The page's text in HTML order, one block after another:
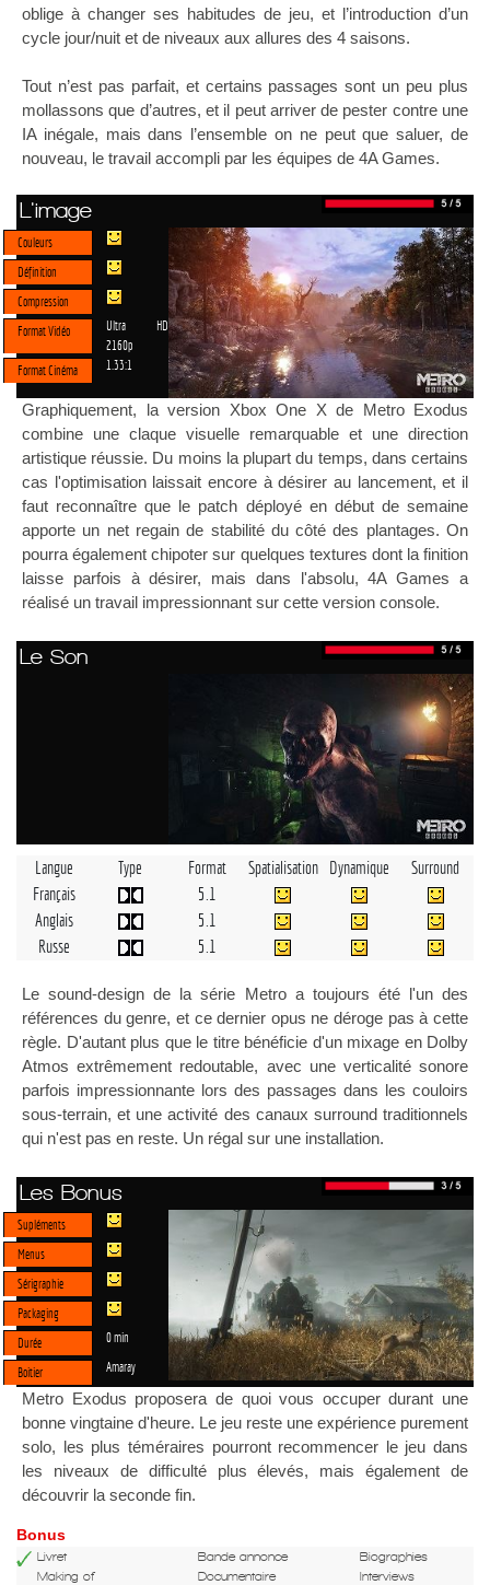
oblige à changer ses habitudes de jeu, et l’introduction d’un
cycle jour/nuit et de niveaux aux allures des 4 saisons.
Tout n’est pas parfait, et certains passages sont un peu plus
mollassons que d’autres, et il peut arriver de pester contre une
IA inégale, mais dans l’ensemble on ne peut que saluer, de
nouveau, le travail accompli par les équipes de 4A Games.
L'image
Couleurs
Définition
Compression
Format Vidéo
Ultra HD
2160p
Format Cinéma
1.33:1
Graphiquement, la version Xbox One X de Metro Exodus
combine une claque visuelle remarquable et une direction
artistique réussie. Du moins la plupart du temps, dans certains
cas l'optimisation laissait encore à désirer au lancement, et il
faut reconnaître que le patch déployé en début de semaine
apporte un net regain de stabilité du côté des plantages. On
pourra également chipoter sur quelques textures dont la finition
laisse parfois à désirer, mais dans l'absolu, 4A Games a
réalisé un travail impressionnant sur cette version console.
Le Son
Langue Type Format Spatialisation Dynamique
Surround
Français
5.1
Anglais
5.1
Russe
5.1
Le sound-design de la série Metro a toujours été l'un des
références du genre, et ce dernier opus ne déroge pas à cette
règle. D'autant plus que le titre bénéficie d'un mixage en Dolby
Atmos extrêmement redoutable, avec une verticalité sonore
parfois impressionnante lors des passages dans les couloirs
sous-terrain, et une activité des canaux surround traditionnels
qui n'est pas en reste. Un régal sur une installation.
Les Bonus
Supléments
Menus
Sérigraphie
Packaging
Durée
0 min
Boitier Amaray
Metro Exodus proposera de quoi vous occuper durant une
bonne vingtaine d'heure. Le jeu reste une expérience purement
solo, les plus téméraires pourront recommencer le jeu dans
les niveaux de difficulté plus élevés, mais également de
découvrir la seconde fin.
Bonus
Livret Bande annonce
Biographies
Making of
Documentaire Interviews